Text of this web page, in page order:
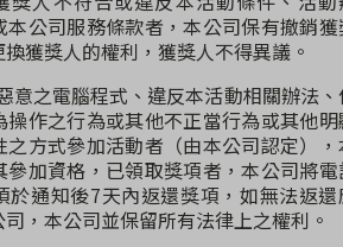
本公司服務條款者，本公司保有撤銷獲
獲獎人的權利，獲獎人不得異議。
意之電腦程式、違反本活動相關辦法
操作之行為或其他不正當行為或其他明
之方式參加活動者（由本公司認定），
參加資格，已領取獎項者，本公司將電
於通知後7天內返還獎項，如無法返還
，本公司並保留所有法律上之權利。